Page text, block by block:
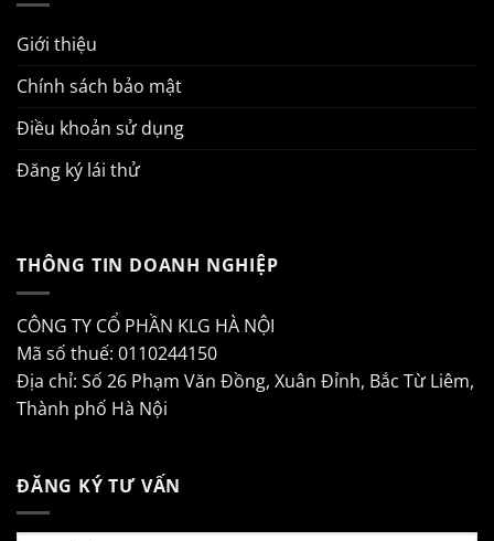
Giới thiệu
Chính sách bảo mật
Điều khoản sử dụng
Đăng ký lái thử
THÔNG TIN DOANH NGHIỆP
CÔNG TY CỔ PHẦN KLG HÀ NỘI
Mã số thuế: 0110244150
Địa chỉ: Số 26 Phạm Văn Đồng, Xuân Đỉnh, Bắc Từ Liêm,
Thành phố Hà Nội
ĐĂNG KÝ TƯ VẤN